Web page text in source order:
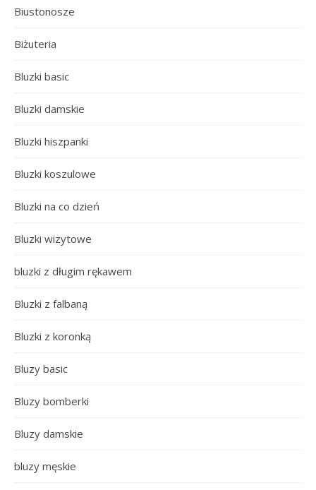
Biustonosze
Biżuteria
Bluzki basic
Bluzki damskie
Bluzki hiszpanki
Bluzki koszulowe
Bluzki na co dzień
Bluzki wizytowe
bluzki z długim rękawem
Bluzki z falbaną
Bluzki z koronką
Bluzy basic
Bluzy bomberki
Bluzy damskie
bluzy męskie